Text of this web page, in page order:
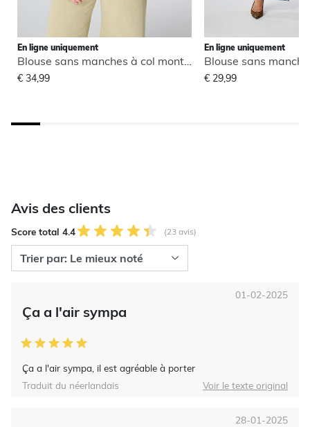
En ligne uniquement
€ 34,99
En ligne uniquement
€ 29,99
Avis des clients
Score total 4.4 (23 avis)
Ça a l'air sympa
Ça a l'air sympa, il est agréable à porter
01-02-2025
Traduit du néerlandais Voir le texte original
28-01-2025